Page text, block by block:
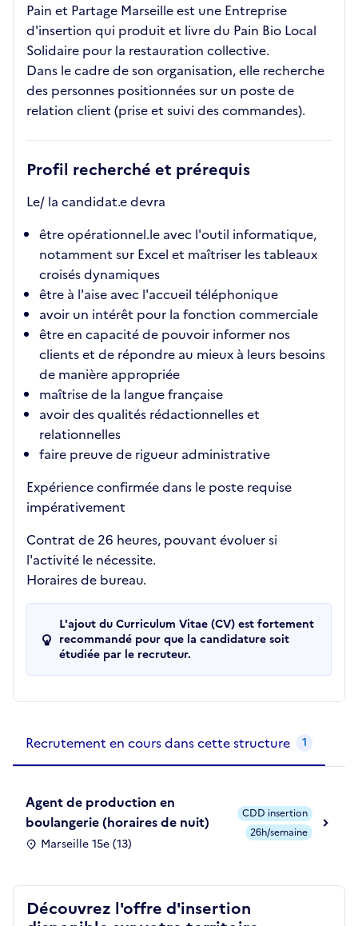
Pain et Partage Marseille est une Entreprise
d'insertion qui produit et livre du Pain Bio Local
Solidaire pour la restauration collective.
Dans le cadre de son organisation, elle recherche
des personnes positionnées sur un poste de
relation client (prise et suivi des commandes).
Profil recherché et prérequis
Le/ la candidat.e devra
être opérationnel.le avec l'outil informatique,
notamment sur Excel et maîtriser les tableaux
croisés dynamiques
être à l'aise avec l'accueil téléphonique
avoir un intérêt pour la fonction commerciale
être en capacité de pouvoir informer nos
clients et de répondre au mieux à leurs besoins
de manière appropriée
maîtrise de la langue française
avoir des qualités rédactionnelles et
relationnelles
faire preuve de rigueur administrative
Expérience confirmée dans le poste requise
impérativement
Contrat de 26 heures, pouvant évoluer si
l'activité le nécessite.
Horaires de bureau.
L'ajout du Curriculum Vitae (CV) est fortement
recommandé pour que la candidature soit
étudiée par le recruteur.
Recrutement en cours dans cette structure 1
Agent de production en
boulangerie (horaires de nuit)
Marseille 15e (13)
CDD insertion
26h/semaine
Découvrez l'offre d'insertion